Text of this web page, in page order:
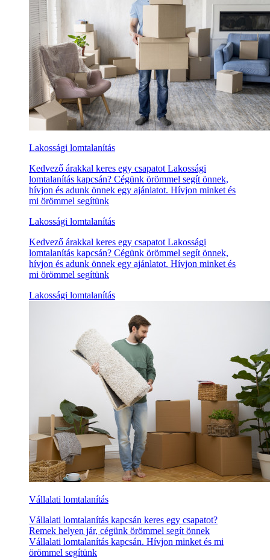
Lakossági lomtalanítás
Kedvező árakkal keres egy csapatot Lakossági
lomtalanítás kapcsán? Cégünk örömmel segít önnek,
hívjon és adunk önnek egy ajánlatot. Hívjon minket és
mi örömmel segítünk
Lakossági lomtalanítás
Kedvező árakkal keres egy csapatot Lakossági
lomtalanítás kapcsán? Cégünk örömmel segít önnek,
hívjon és adunk önnek egy ajánlatot. Hívjon minket és
mi örömmel segítünk
Lakossági lomtalanítás
Vállalati lomtalanítás
Vállalati lomtalanítás kapcsán keres egy csapatot?
Remek helyen jár, cégünk örömmel segít önnek
Vállalati lomtalanítás kapcsán. Hívjon minket és mi
örömmel segítünk